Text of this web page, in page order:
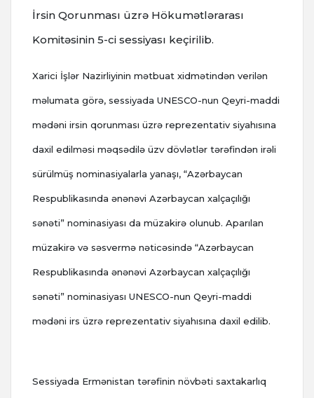
İrsin Qorunması üzrə Hökumətlərarası
Komitəsinin 5-ci sessiyası keçirilib.
Xarici İşlər Nazirliyinin mətbuat xidmətindən verilən
məlumata görə, sessiyada UNESCO-nun Qeyri-maddi
mədəni irsin qorunması üzrə reprezentativ siyahısına
daxil edilməsi məqsədilə üzv dövlətlər tərəfindən irəli
sürülmüş nominasiyalarla yanaşı, “Azərbaycan
Respublikasında ənənəvi Azərbaycan xalçaçılığı
sənəti” nominasiyası da müzakirə olunub. Aparılan
müzakirə və səsvermə nəticəsində “Azərbaycan
Respublikasında ənənəvi Azərbaycan xalçaçılığı
sənəti” nominasiyası UNESCO-nun Qeyri-maddi
mədəni irs üzrə reprezentativ siyahısına daxil edilib.
Sessiyada Ermənistan tərəfinin növbəti saxtakarlıq